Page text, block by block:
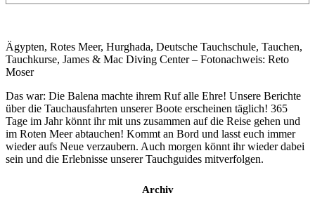
Ägypten, Rotes Meer, Hurghada, Deutsche Tauchschule, Tauchen,
Tauchkurse, James & Mac Diving Center – Fotonachweis: Reto
Moser
Das war: Die Balena machte ihrem Ruf alle Ehre! Unsere Berichte
über die Tauchausfahrten unserer Boote erscheinen täglich! 365
Tage im Jahr könnt ihr mit uns zusammen auf die Reise gehen und
im Roten Meer abtauchen! Kommt an Bord und lasst euch immer
wieder aufs Neue verzaubern. Auch morgen könnt ihr wieder dabei
sein und die Erlebnisse unserer Tauchguides mitverfolgen.
Archiv